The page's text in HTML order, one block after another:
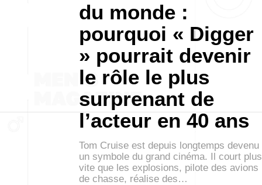
du monde :
pourquoi « Digger
» pourrait devenir
le rôle le plus
surprenant de
l’acteur en 40 ans
Tom Cruise est depuis longtemps devenu
un symbole du grand cinéma. Il court plus
vite que les explosions, pilote des avions
de chasse, réalise des…